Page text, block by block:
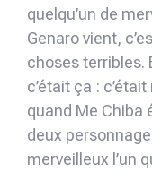
quelqu’un de
Genaro vient,
choses terribles.
c’était ça :
quand Me Chiba
deux
merveilleux l’un